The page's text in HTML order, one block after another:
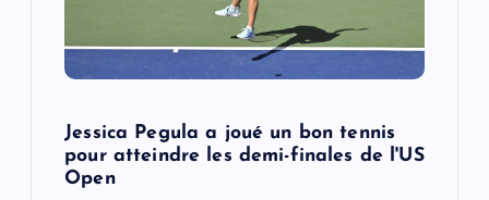
Jessica Pegula a joué un bon tennis
pour atteindre les demi-finales de l'US
Open